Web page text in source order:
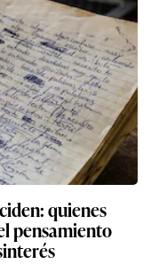
quienes
pensamiento